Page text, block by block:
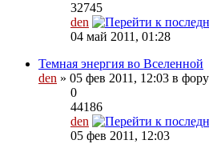
32745
den
04 май 2011, 01:28
Темная энергия во Вселенной
den » 05 фев 2011, 12:03 в
0
44186
den
05 фев 2011, 12:03